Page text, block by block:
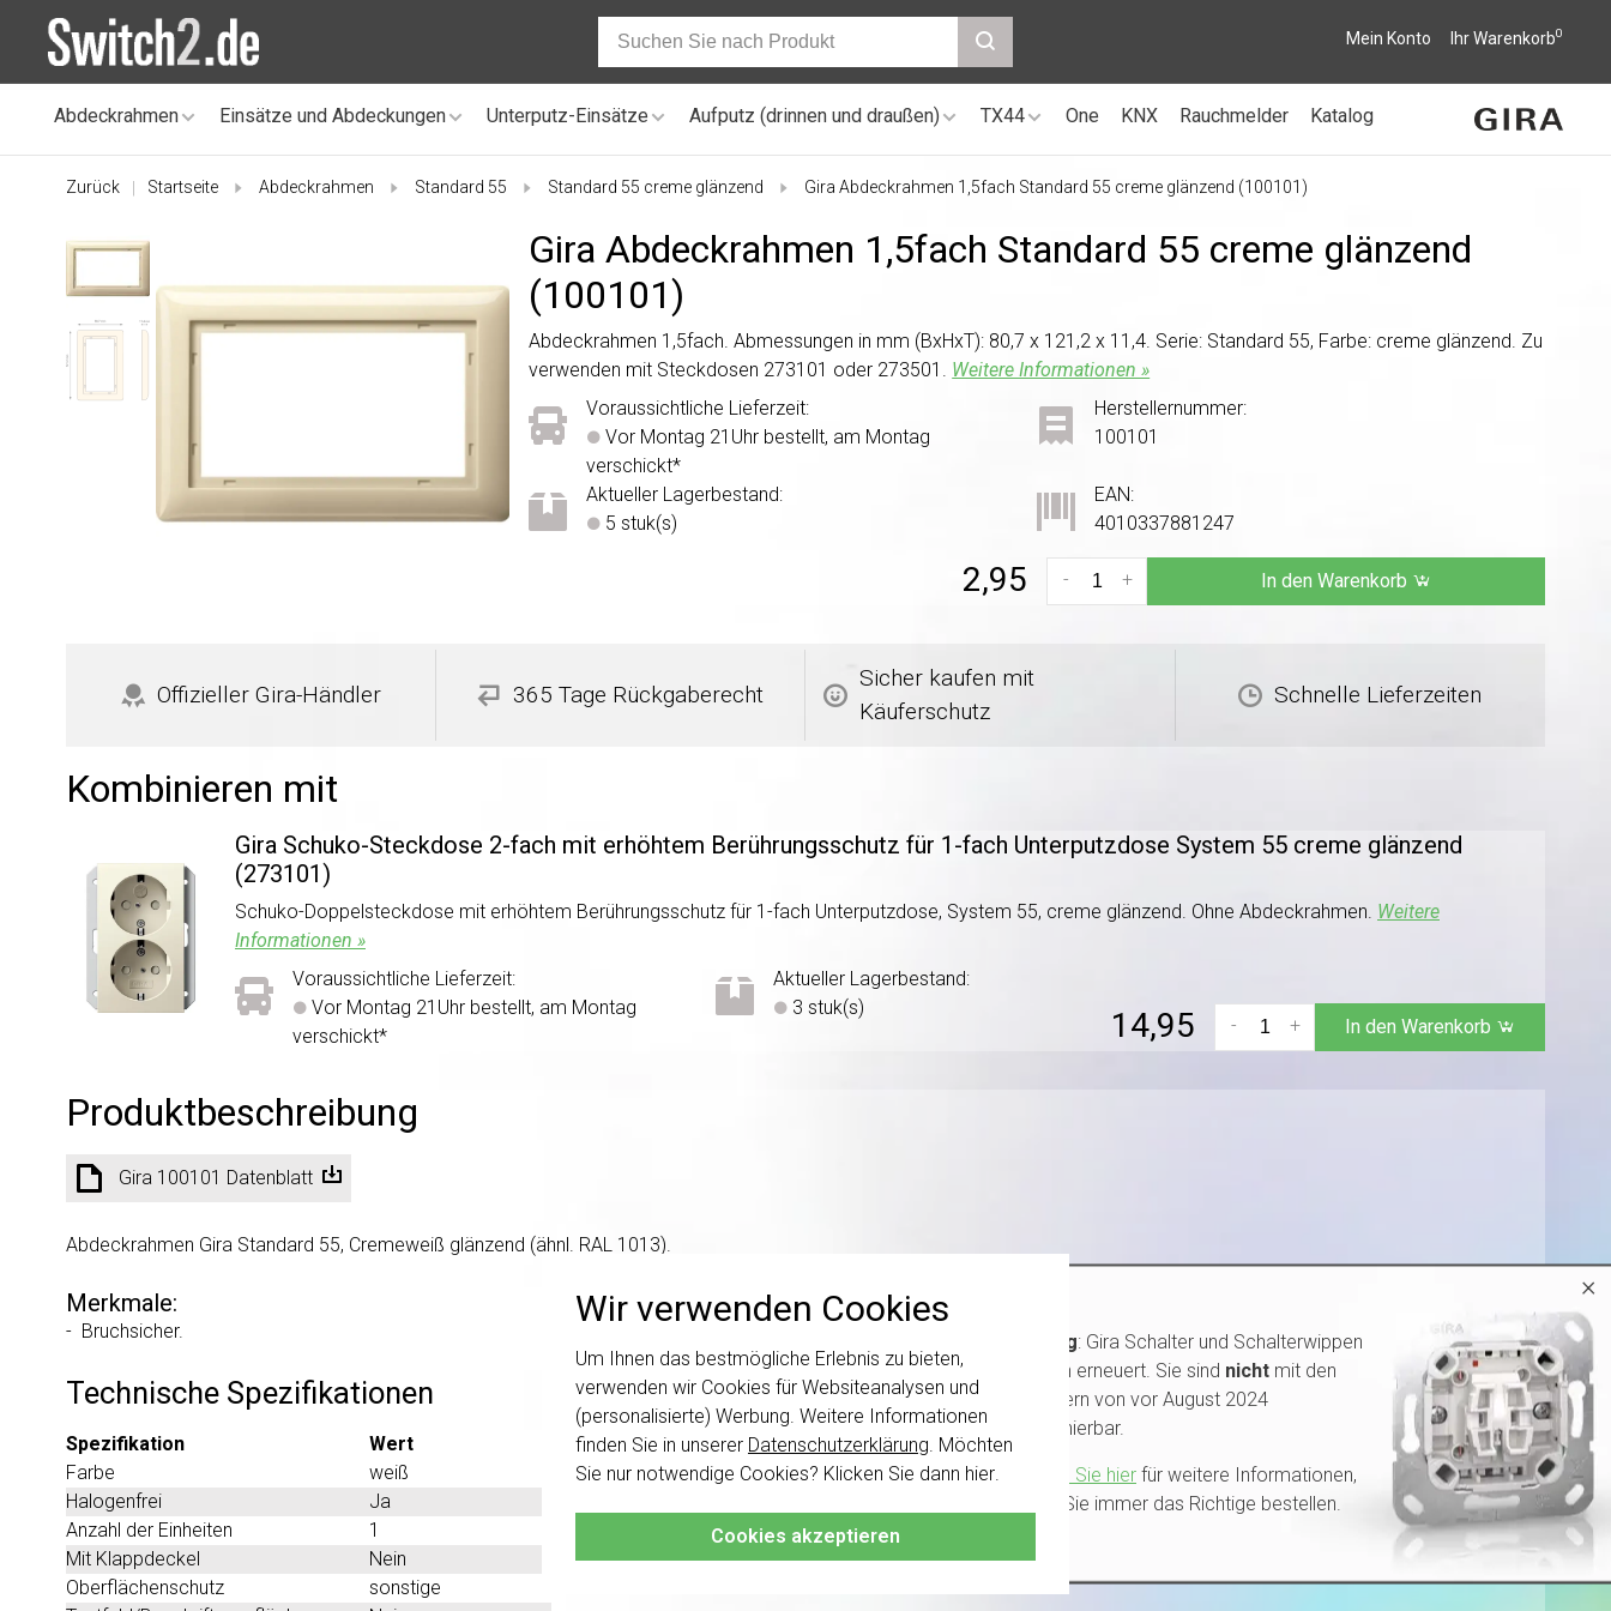
Wir verwenden Cookies
Um Ihnen das bestmögliche Erlebnis zu bieten,
verwenden wir Cookies für Websiteanalysen und
(personalisierte) Werbung. Weitere Informationen
finden Sie in unserer Datenschutzerklärung . Möchten
Sie nur notwendige Cookies? Klicken Sie dann hier
Cookies akzeptieren
Mein Konto Ihr Warenkorb0
Abdeckrahmen Einsätze und Abdeckungen Unterputz-Einsätze Aufputz (drinnen und draußen) TX44 One KNX Rauchmelder Katalog
Zurück Startseite Abdeckrahmen Standard 55 Standard 55 creme glänzend Gira Abdeckrahmen 1,5fach Standard 55 creme glänzend (100101)
Gira Abdeckrahmen 1,5fach Standard 55 creme glänzend
(100101)
Abdeckrahmen 1,5fach. Abmessungen in mm (BxHxT): 80,7 x 121,2 x 11,4. Serie: Standard 55, Farbe: creme glänzend. Zu
verwenden mit Steckdosen 273101 oder 273501. Weitere Informationen »
Voraussichtliche Lieferzeit:
Vor Montag 21Uhr bestellt, am Montag
verschickt*
Aktueller Lagerbestand:
5 stuk(s)
Herstellernummer:
100101
EAN:
4010337881247
2,95 +
- In den Warenkorb
Offizieller Gira-Händler 365 Tage Rückgaberecht
Sicher kaufen mit
Käuferschutz
Schnelle Lieferzeiten
Kombinieren mit
Gira Schuko-Steckdose 2-fach mit erhöhtem Berührungsschutz für 1-fach Unterputzdose System 55 creme glänzend
(273101)
Schuko-Doppelsteckdose mit erhöhtem Berührungsschutz für 1-fach Unterputzdose, System 55, creme glänzend. Ohne Abdeckrahmen. Weitere
Informationen »
Voraussichtliche Lieferzeit:
Vor Montag 21Uhr bestellt, am Montag
verschickt*
Aktueller Lagerbestand:
3 stuk(s)
14,95 +
- In den Warenkorb
Produktbeschreibung
Gira 100101 Datenblatt
Abdeckrahmen Gira Standard 55, Cremeweiß glänzend (ähnl. RAL 1013).
Merkmale:
- Bruchsicher.
Technische Spezifikationen
Spezifikation
Wert
Farbe
weiß
Halogenfrei
Ja
Anzahl der Einheiten
1
Mit Klappdeckel
Nein
Oberflächenschutz
sonstige
×
Wichtig: Gira Schalter und Schalterwippen
wurden erneuert. Sie sind nicht mit den
Schaltern von vor August 2024
kombinierbar.
Klicken Sie hier für weitere Informationen,
damit Sie immer das Richtige bestellen.